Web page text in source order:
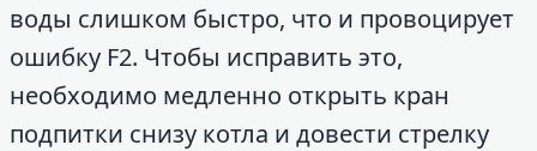
воды слишком быстро, что и провоцирует
ошибку F2. Чтобы исправить это,
необходимо медленно открыть кран
подпитки снизу котла и довести стрелку